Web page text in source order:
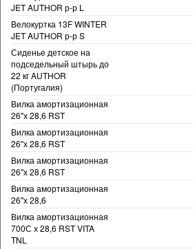
JET AUTHOR р-р L
Велокуртка 13F WINTER
JET AUTHOR р-р S
Сиденье детское на
подседельный штырь до
22 кг AUTHOR
(Португалия)
Вилка амортизационная
26"х 28,6 RST
Вилка амортизационная
26"х 28,6 RST
Вилка амортизационная
26"х 28,6 RST
Вилка амортизационная
26"х 28,6
Вилка амортизационная
700С х 28,6 RST VITA
TNL